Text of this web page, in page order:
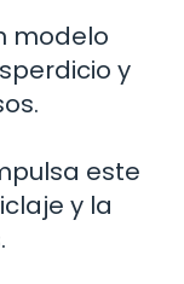
modelo
y
este
y la